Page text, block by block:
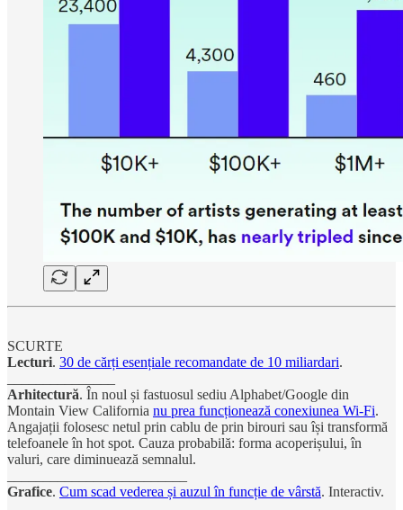
SCURTE
Lecturi. 30 de cărți esențiale recomandate de 10 miliardari.
Arhitectură. În noul și fastuosul sediu Alphabet/Google din
Montain View California nu prea funcționează conexiunea Wi-Fi.
Angajații folosesc netul prin cablu de prin birouri sau își transformă
telefoanele în hot spot. Cauza probabilă: forma acoperișului, în
valuri, care diminuează semnalul.
Grafice. Cum scad vederea și auzul în funcție de vârstă. Interactiv.